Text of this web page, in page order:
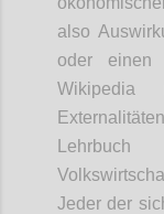
also
oder einen
Jeder der